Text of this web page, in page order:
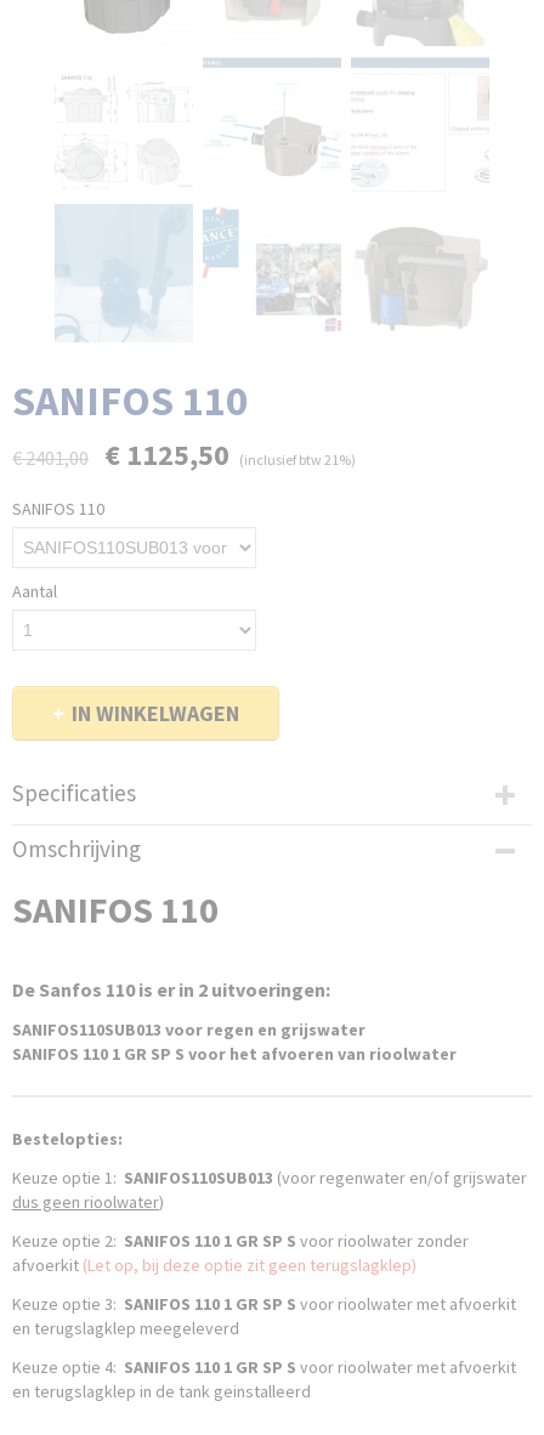
SANIFOS 110
€ 2401,00 € 1125,50 (inclusief btw 21%)
SANIFOS 110
Aantal
IN WINKELWAGEN
Specificaties
Productcode
SF110
3308815074993
Netto gewicht
23,00 Kg
Omschrijving
SANIFOS 110
De Sanfos 110 is er in 2 uitvoeringen:
SANIFOS110SUB013 voor regen en grijswater
SANIFOS 110 1 GR SP S voor het afvoeren van rioolwater
Bestelopties:
Keuze optie 1: SANIFOS110SUB013 (voor regenwater en/of grijswater
dus geen rioolwater)
Keuze optie 2: SANIFOS 110 1 GR SP S voor rioolwater zonder
afvoerkit (Let op, bij deze optie zit geen terugslagklep)
Keuze optie 3: SANIFOS 110 1 GR SP S voor rioolwater met afvoerkit
en terugslagklep meegeleverd
Keuze optie 4: SANIFOS 110 1 GR SP S voor rioolwater met afvoerkit
en terugslagklep in de tank geinstalleerd